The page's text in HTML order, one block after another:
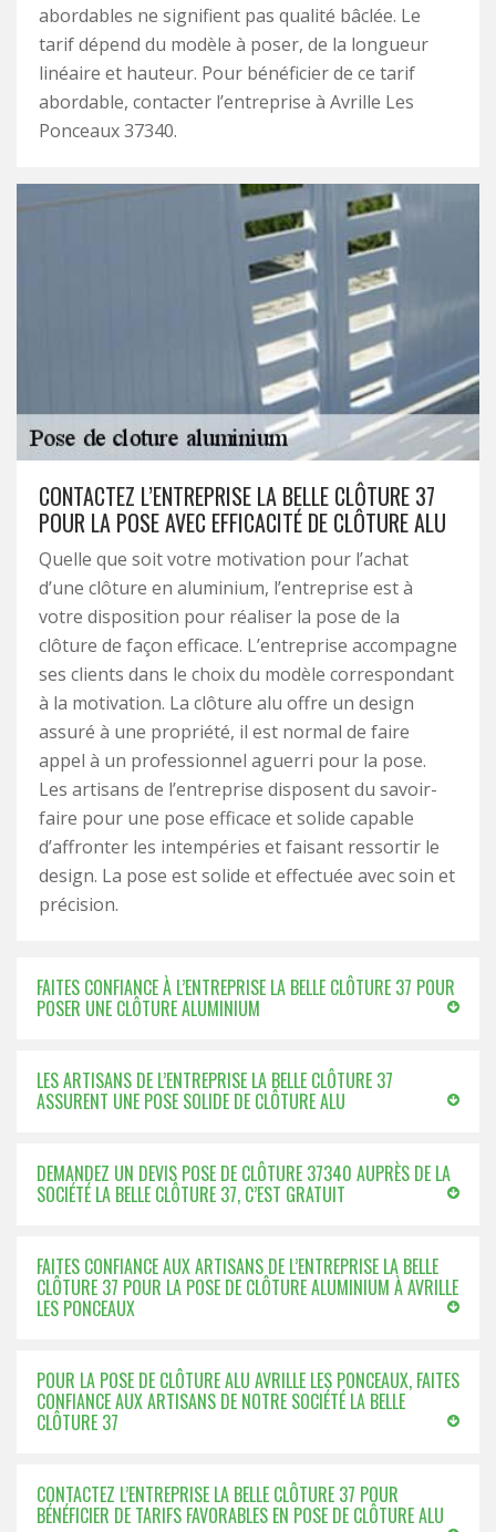
abordables ne signifient pas qualité bâclée. Le
tarif dépend du modèle à poser, de la longueur
linéaire et hauteur. Pour bénéficier de ce tarif
abordable, contacter l’entreprise à Avrille Les
Ponceaux 37340.
CONTACTEZ L’ENTREPRISE LA BELLE CLÔTURE 37
POUR LA POSE AVEC EFFICACITÉ DE CLÔTURE ALU
Quelle que soit votre motivation pour l’achat
d’une clôture en aluminium, l’entreprise est à
votre disposition pour réaliser la pose de la
clôture de façon efficace. L’entreprise accompagne
ses clients dans le choix du modèle correspondant
à la motivation. La clôture alu offre un design
assuré à une propriété, il est normal de faire
appel à un professionnel aguerri pour la pose.
Les artisans de l’entreprise disposent du savoir-
faire pour une pose efficace et solide capable
d’affronter les intempéries et faisant ressortir le
design. La pose est solide et effectuée avec soin et
précision.
FAITES CONFIANCE À L’ENTREPRISE LA BELLE CLÔTURE 37 POUR
POSER UNE CLÔTURE ALUMINIUM
LES ARTISANS DE L’ENTREPRISE LA BELLE CLÔTURE 37
ASSURENT UNE POSE SOLIDE DE CLÔTURE ALU
DEMANDEZ UN DEVIS POSE DE CLÔTURE 37340 AUPRÈS DE LA
SOCIÉTÉ LA BELLE CLÔTURE 37, C’EST GRATUIT
FAITES CONFIANCE AUX ARTISANS DE L’ENTREPRISE LA BELLE
CLÔTURE 37 POUR LA POSE DE CLÔTURE ALUMINIUM À AVRILLE
LES PONCEAUX
POUR LA POSE DE CLÔTURE ALU AVRILLE LES PONCEAUX, FAITES
CONFIANCE AUX ARTISANS DE NOTRE SOCIÉTÉ LA BELLE
CLÔTURE 37
CONTACTEZ L’ENTREPRISE LA BELLE CLÔTURE 37 POUR
BÉNÉFICIER DE TARIFS FAVORABLES EN POSE DE CLÔTURE ALU